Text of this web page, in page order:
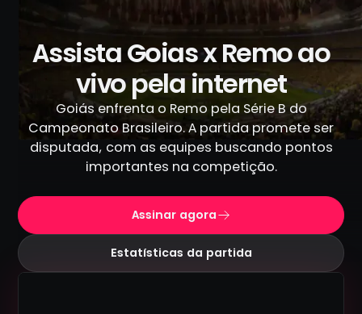
+500.000 usuários já se livraram da TV a cabo
Assista Goias x Remo ao
vivo pela internet
Goiás enfrenta o Remo pela Série B do
Campeonato Brasileiro. A partida promete ser
disputada, com as equipes buscando pontos
importantes na competição.
Assinar agora
Estatísticas da partida